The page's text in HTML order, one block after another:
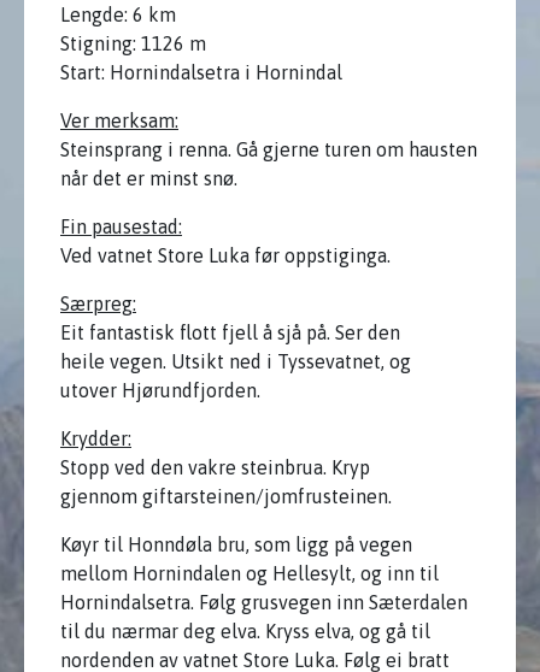
Lengde: 6 km
Stigning: 1126 m
Start: Hornindalsetra i Hornindal
Ver merksam:
Steinsprang i renna. Gå gjerne turen om hausten
når det er minst snø.
Fin pausestad:
Ved vatnet Store Luka før oppstiginga.
Særpreg:
Eit fantastisk flott fjell å sjå på. Ser den
heile vegen. Utsikt ned i Tyssevatnet, og
utover Hjørundfjorden.
Krydder:
Stopp ved den vakre steinbrua. Kryp
gjennom giftarsteinen/jomfrusteinen.
Køyr til Honndøla bru, som ligg på vegen
mellom Hornindalen og Hellesylt, og inn til
Hornindalsetra. Følg grusvegen inn Sæterdalen
til du nærmar deg elva. Kryss elva, og gå til
nordenden av vatnet Store Luka. Følg ei bratt